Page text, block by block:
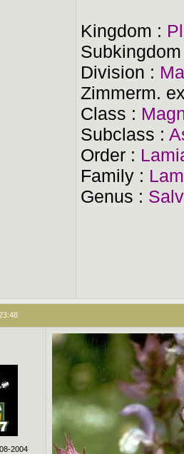
Kingdom :
Division :
Zimmerm.
Class :
Subclass :
Order :
Family :
Genus :
2004